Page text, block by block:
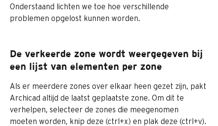
Onderstaand lichten we toe hoe verschillende
problemen opgelost kunnen worden.
De verkeerde zone wordt weergegeven bij
een lijst van elementen per zone
Als er meerdere zones over elkaar heen gezet zijn, pakt
Archicad altijd de laatst geplaatste zone. Om dit te
verhelpen, selecteer de zones die meegenomen
moeten worden, knip deze (ctrl+x) en plak deze (ctrl+v).